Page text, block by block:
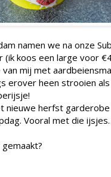
namen we na onze
(ik koos een large voor
mij met
erover heen strooien
nieuwe herfst
Vooral met die